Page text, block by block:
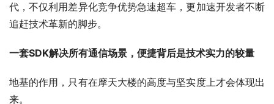
代，不仅利用差异化竞争优势急速超车，更加速开发者不断
追赶技术革新的脚步。
一套SDK解决所有通信场景，便捷背后是技术实力的较量
地基的作用，只有在摩天大楼的高度与坚实度上才会体现出
来。